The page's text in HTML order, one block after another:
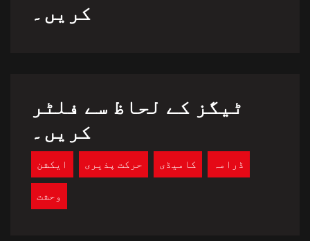
کریں۔
ٹیگز کے لحاظ سے فلٹر
کریں۔
ایکشن حرکت پذیری کامیڈی ڈرامہ
وحشت